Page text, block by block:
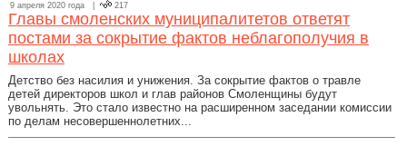
9 апреля 2020 года | 217
Главы смоленских муниципалитетов ответят
постами за сокрытие фактов неблагополучия в
школах
Детство без насилия и унижения. За сокрытие фактов о травле
детей директоров школ и глав районов Смоленщины будут
увольнять. Это стало известно на расширенном заседании комиссии
по делам несовершеннолетних...